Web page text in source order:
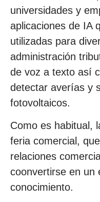
universidades y
aplicaciones de IA
utilizadas para
administración
de voz a texto así
detectar averías y
fotovoltaicos.
Como es habitual,
feria comercial,
relaciones
coonvertirse en un
conocimiento.